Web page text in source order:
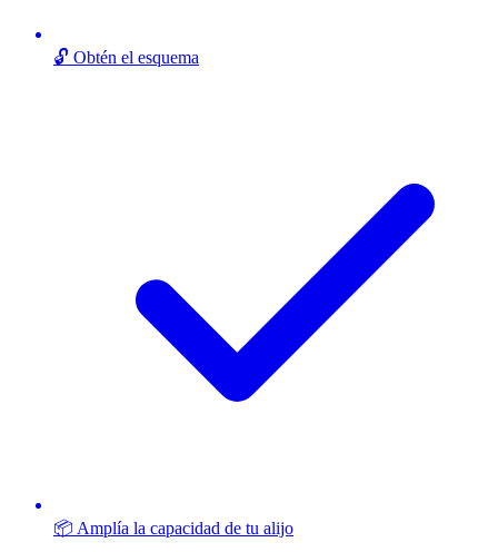
🔓 Obtén el esquema
📦 Amplía la capacidad de tu alijo